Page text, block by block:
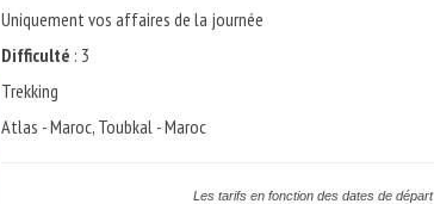
Uniquement vos affaires de la journée
Difficulté : 3
Trekking
Atlas - Maroc, Toubkal - Maroc
Les tarifs en fonction des dates de départ